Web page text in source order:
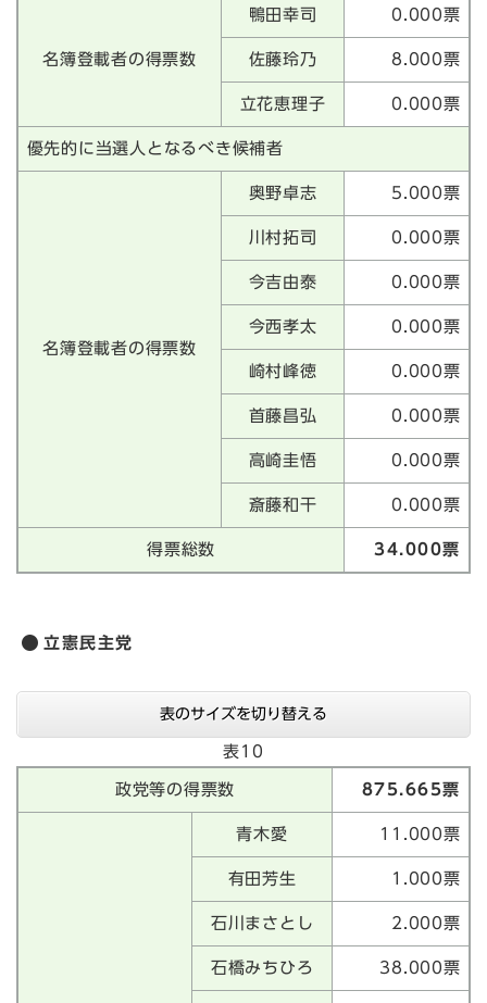
名簿登載者の得票数
鴨田幸司 0.000票
佐藤玲乃 8.000票
立花恵理子 0.000票
優先的に当選人となるべき候補者
名簿登載者の得票数
奥野卓志 5.000票
川村拓司 0.000票
今吉由泰 0.000票
今西孝太 0.000票
崎村峰徳 0.000票
首藤昌弘 0.000票
高崎圭悟 0.000票
斎藤和干 0.000票
得票総数 34.000票
立憲民主党
表のサイズを切り替える
表10
政党等の得票数 875.665票
青木愛 11.000票
有田芳生 1.000票
石川まさとし 2.000票
石橋みちひろ 38.000票